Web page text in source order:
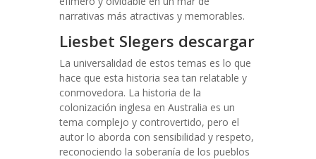
narrativas más atractivas y memorables.
Liesbet Slegers descargar
La universalidad de estos temas es lo que
hace que esta historia sea tan relatable y
conmovedora. La historia de la
colonización inglesa en Australia es un
tema complejo y controvertido, pero el
autor lo aborda con sensibilidad y respeto,
reconociendo la soberanía de los pueblos